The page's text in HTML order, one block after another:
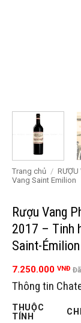
Trang chủ / RƯỢU
Vang Saint Emilion
Rượu Vang
2017 – Tinh
Saint-Émilion
7.250.000 VNĐ
Thông tin
THUỘC
TÍNH